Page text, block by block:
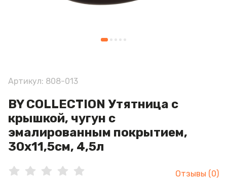
Артикул: 808-013
BY COLLECTION Утятница с
крышкой, чугун с
эмалированным покрытием,
30х11,5см, 4,5л
Отзывы (0)